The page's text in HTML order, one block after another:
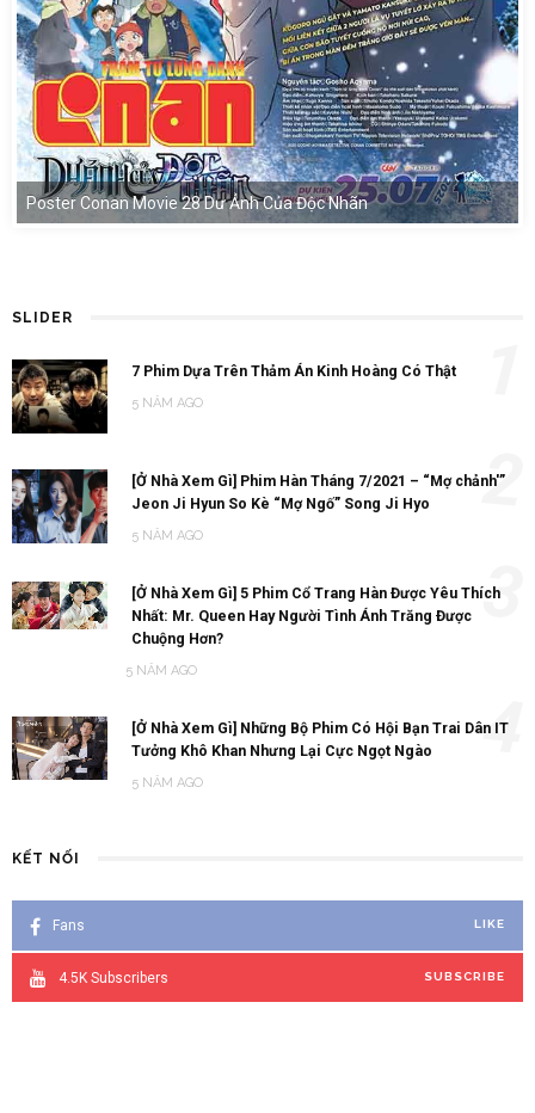
Poster Conan Movie 28 Dư Ảnh Của Độc Nhãn
SLIDER
7 Phim Dựa Trên Thảm Án Kinh Hoàng Có Thật
5 NĂM AGO
[Ở Nhà Xem Gì] Phim Hàn Tháng 7/2021 – “Mợ chảnh'”
Jeon Ji Hyun So Kè “Mợ Ngố” Song Ji Hyo
5 NĂM AGO
2
[Ở Nhà Xem Gì] 5 Phim Cổ Trang Hàn Được Yêu Thích
Nhất: Mr. Queen Hay Người Tình Ánh Trăng Được
Chuộng Hơn?
5 NĂM AGO
3
[Ở Nhà Xem Gì] Những Bộ Phim Có Hội Bạn Trai Dân IT
Tưởng Khô Khan Nhưng Lại Cực Ngọt Ngào
5 NĂM AGO
4
KẾT NỐI
Fans LIKE
4.5K Subscribers SUBSCRIBE